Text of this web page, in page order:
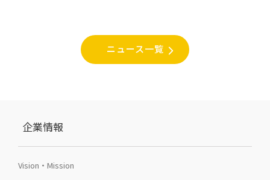
ニュース一覧
企業情報
Vision・Mission